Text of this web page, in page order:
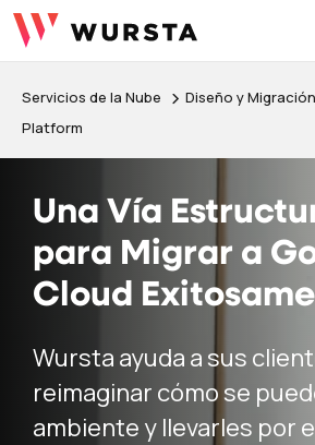
Servicios de la Nube
Diseño y
Platform
Una Vía
para Migrar a
Cloud
Wursta ayuda a sus
reimaginar cómo se
ambiente y llevarles por